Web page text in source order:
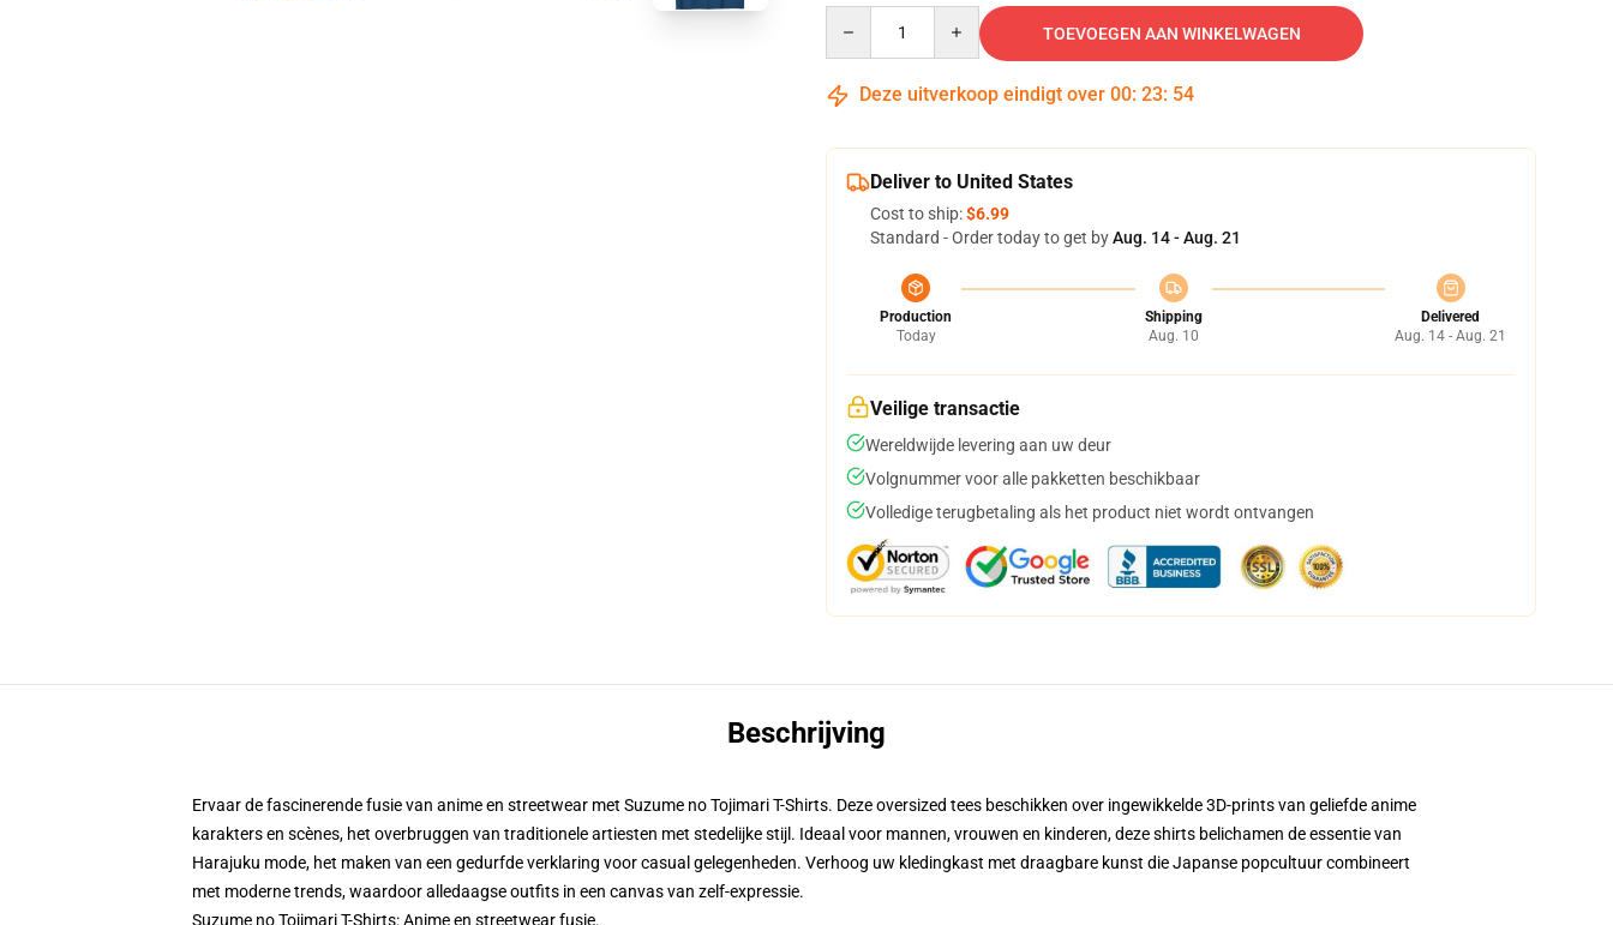
TOEVOEGEN AAN WINKELWAGEN
Deze uitverkoop eindigt over 00: 23: 53
Deliver to United States
Cost to ship:$6.99
Standard - Order today to get byAug. 14 - Aug. 21
Production
Today
Shipping
Aug. 10
Delivered
Aug. 14 - Aug. 21
Veilige transactie
Wereldwijde levering aan uw deur
Volgnummer voor alle pakketten beschikbaar
Volledige terugbetaling als het product niet wordt ontvangen
Beschrijving
Ervaar de fascinerende fusie van anime en streetwear met Suzume no Tojimari T-Shirts. Deze oversized tees beschikken over ingewikkelde 3D-prints van geliefde anime
karakters en scènes, het overbruggen van traditionele artiesten met stedelijke stijl. Ideaal voor mannen, vrouwen en kinderen, deze shirts belichamen de essentie van
Harajuku mode, het maken van een gedurfde verklaring voor casual gelegenheden. Verhoog uw kledingkast met draagbare kunst die Japanse popcultuur combineert
met moderne trends, waardoor alledaagse outfits in een canvas van zelf-expressie.
Suzume no Tojimari T-Shirts: Anime en streetwear fusie.